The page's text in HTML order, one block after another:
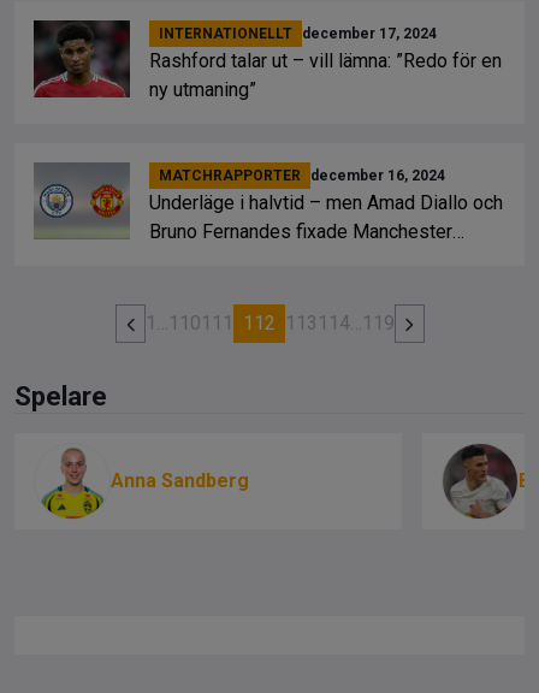
INTERNATIONELLT december 17, 2024
Rashford talar ut – vill lämna: ”Redo för en
ny utmaning”
MATCHRAPPORTER december 16, 2024
Underläge i halvtid – men Amad Diallo och
Bruno Fernandes fixade Manchester
1 …110111 112 113 114…119
Spelare
Anna Sandberg